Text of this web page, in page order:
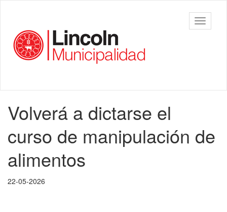
principalde Lincoln
barra
Contenido
principal
Volverá a dictarse el
curso de manipulación de
alimentos
22-05-2026